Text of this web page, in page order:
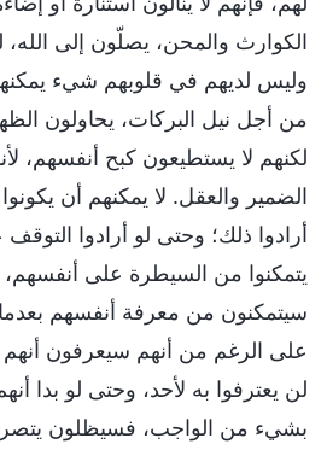
الكوارث والمحن، يصلّون إلى
وليس لديهم في قلوبهم شيء
من أجل نيل البركات، يحاولون
لكنهم لا يستطيعون كبح أنفسهم،
الضمير والعقل. لا يمكنهم أن
أرادوا ذلك؛ وحتى لو أرادوا
يتمكنوا من السيطرة على
سيتمكنون من معرفة أنفسهم
على الرغم من أنهم سيعرفون أنهم
لن يعترفوا به لأحد، وحتى لو بدا
بشيء من الواجب، فسيظلون